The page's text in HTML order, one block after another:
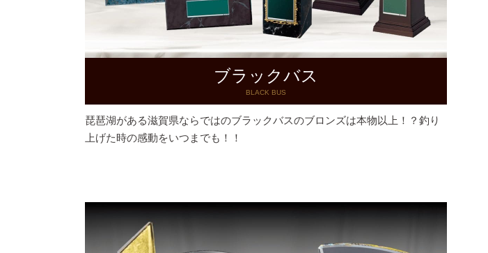
ブラックバス
BLACK BUS
琵琶湖がある滋賀県ならではのブラックバスのブロンズは本物以上！？釣り
上げた時の感動をいつまでも！！